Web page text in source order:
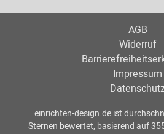
AGB
Widerruf
Impressum
einrichten-design.deist
Sternen bewertet, basierend auf